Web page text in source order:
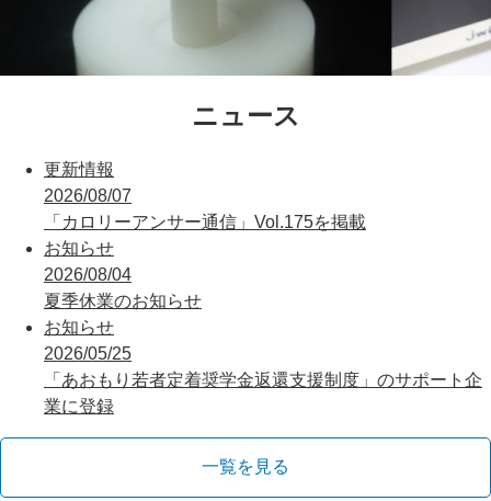
ニュース
更新情報
2026/08/07
「カロリーアンサー通信」Vol.175を掲載
お知らせ
2026/08/04
夏季休業のお知らせ
お知らせ
2026/05/25
「あおもり若者定着奨学金返還支援制度」のサポート企
業に登録
一覧を見る